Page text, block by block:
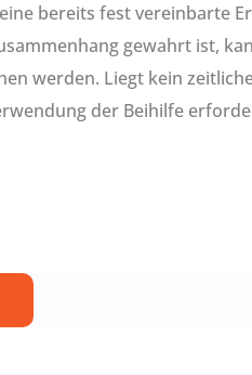
bereits fest vereinbarte
gewahrt ist,
werden. Liegt kein
der Beihilfe